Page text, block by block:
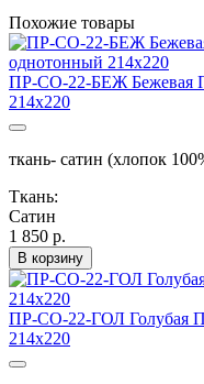
Похожие товары
ПР-СО-22-БЕЖ Бежевая
214х220
ткань- сатин (хлопок
Ткань:
Сатин
1 850 р.
В корзину
ПР-СО-22-ГОЛ Голубая
214х220